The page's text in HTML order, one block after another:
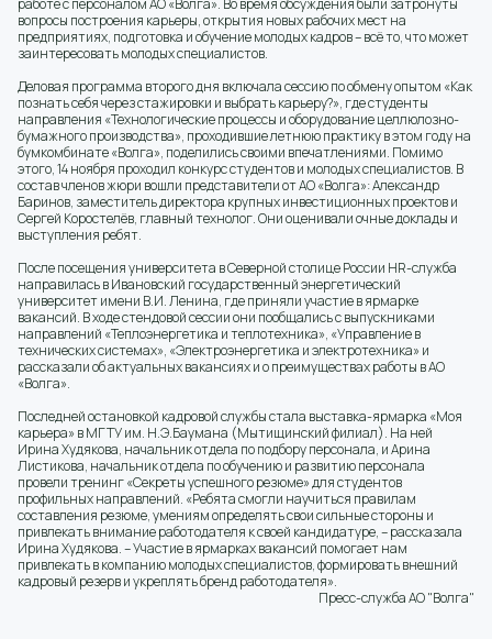
вопросы построения карьеры, открытия новых рабочих мест на
предприятиях, подготовка и обучение молодых кадров – всё то, что может
заинтересовать молодых специалистов.
Деловая программа второго дня включала сессию по обмену опытом «Как
познать себя через стажировки и выбрать карьеру?», где студенты
направления «Технологические процессы и оборудование целлюлозно-
бумажного производства», проходившие летнюю практику в этом году на
бумкомбинате «Волга», поделились своими впечатлениями. Помимо
этого, 14 ноября проходил конкурс студентов и молодых специалистов. В
состав членов жюри вошли представители от АО «Волга»: Александр
Баринов, заместитель директора крупных инвестиционных проектов и
Сергей Коростелёв, главный технолог. Они оценивали очные доклады и
выступления ребят.
После посещения университета в Северной столице России HR-служба
направилась в Ивановский государственный энергетический
университет имени В.И. Ленина, где приняли участие в ярмарке
вакансий. В ходе стендовой сессии они пообщались с выпускниками
направлений «Теплоэнергетика и теплотехника», «Управление в
технических системах», «Электроэнергетика и электротехника» и
рассказали об актуальных вакансиях и о преимуществах работы в АО
«Волга».
Последней остановкой кадровой службы стала выставка-ярмарка «Моя
карьера» в МГТУ им. Н.Э.Баумана (Мытищинский филиал). На ней
Ирина Худякова, начальник отдела по подбору персонала, и Арина
Листикова, начальник отдела по обучению и развитию персонала
провели тренинг «Секреты успешного резюме» для студентов
профильных направлений. «Ребята смогли научиться правилам
составления резюме, умениям определять свои сильные стороны и
привлекать внимание работодателя к своей кандидатуре, – рассказала
Ирина Худякова. – Участие в ярмарках вакансий помогает нам
привлекать в компанию молодых специалистов, формировать внешний
кадровый резерв и укреплять бренд работодателя».
Пресс-служба АО "Волга"